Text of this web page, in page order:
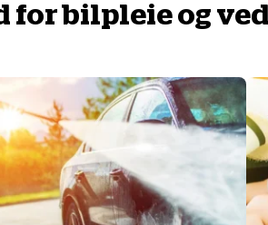
for bilpleie og